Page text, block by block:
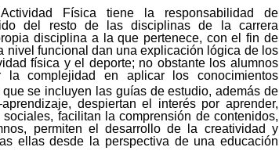
Física tiene la responsabilidad de
del resto de las disciplinas de la carrera
disciplina a la que pertenece, con el fin de
nivel funcional dan una explicación lógica de los
física y el deporte; no obstante los alumnos
complejidad en aplicar los conocimientos
se incluyen las guías de estudio, además de
despiertan el interés por aprender,
facilitan la comprensión de contenidos,
permiten el desarrollo de la creatividad y
ellas desde la perspectiva de una educación